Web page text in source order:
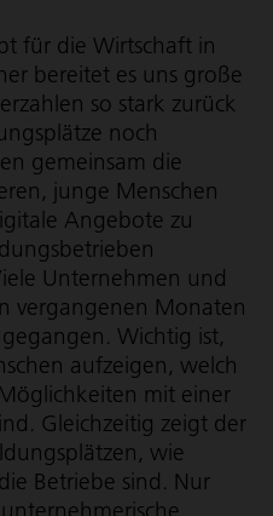
für die Wirtschaft in
bereitet es uns große
so stark zurück
noch
gemeinsam die
junge Menschen
Angebote zu
Unternehmen und
vergangenen Monaten
Wichtig ist,
aufzeigen, welch
mit einer
Gleichzeitig zeigt der
wie
Betriebe sind. Nur